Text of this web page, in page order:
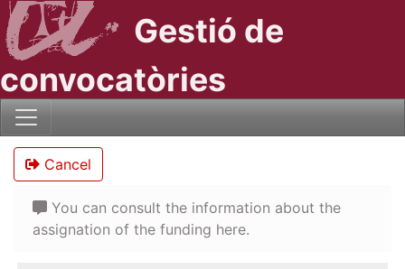
Gestió de
convocatòries
Cancel
You can consult the information about the
assignation of the funding here.